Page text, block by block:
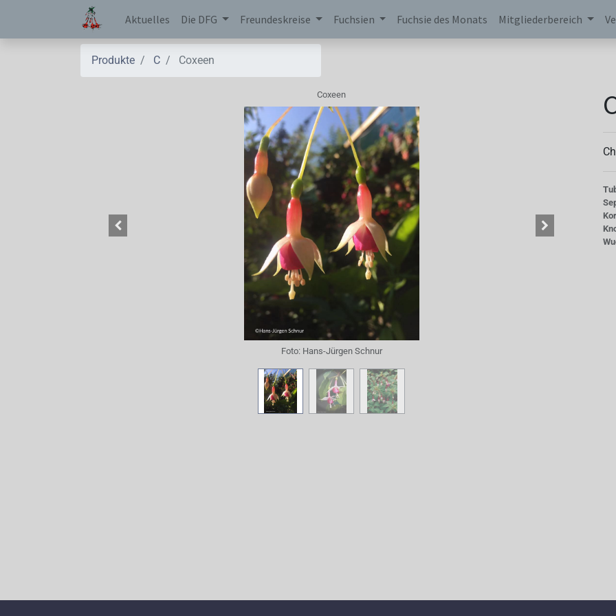
Aktuelles Die DFG Freundeskreise Fuchsien Fuchsie des Monats Mitgliederbereich
Produkte C Coxeen
Coxeen
Foto: Hans-Jürgen Schnur